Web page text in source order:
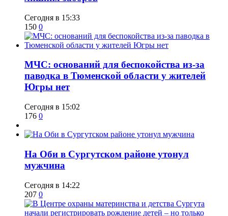
Сегодня в 15:33
150 0
​МЧС: оснований для беспокойства из-за
паводка в Тюменской области у жителей
Югры нет
Сегодня в 15:02
176 0
​На Оби в Сургутском районе утонул
мужчина
Сегодня в 14:22
207 0